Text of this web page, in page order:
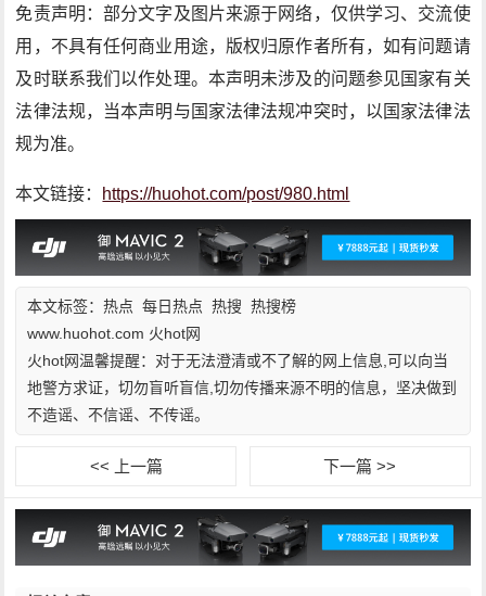
免责声明：部分文字及图片来源于网络，仅供学习、交流使
用，不具有任何商业用途，版权归原作者所有，如有问题请
及时联系我们以作处理。本声明未涉及的问题参见国家有关
法律法规，当本声明与国家法律法规冲突时，以国家法律法
规为准。
本文链接： https://huohot.com/post/980.html
本文标签：热点 每日热点 热搜 热搜榜
www.huohot.com 火hot网
火hot网温馨提醒：对于无法澄清或不了解的网上信息,可以向当
地警方求证，切勿盲听盲信,切勿传播来源不明的信息，坚决做到
不造谣、不信谣、不传谣。
<< 上一篇 下一篇 >>